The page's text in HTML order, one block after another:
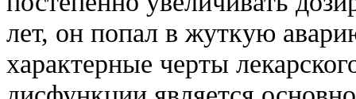
лет, он попал в жуткую
характерные черты